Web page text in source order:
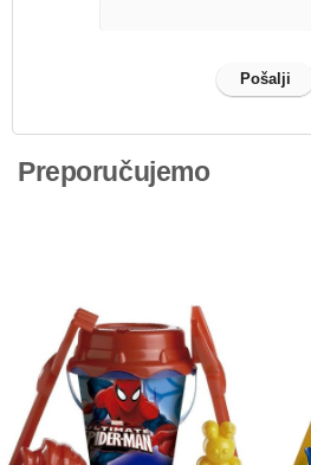
Preporučujemo